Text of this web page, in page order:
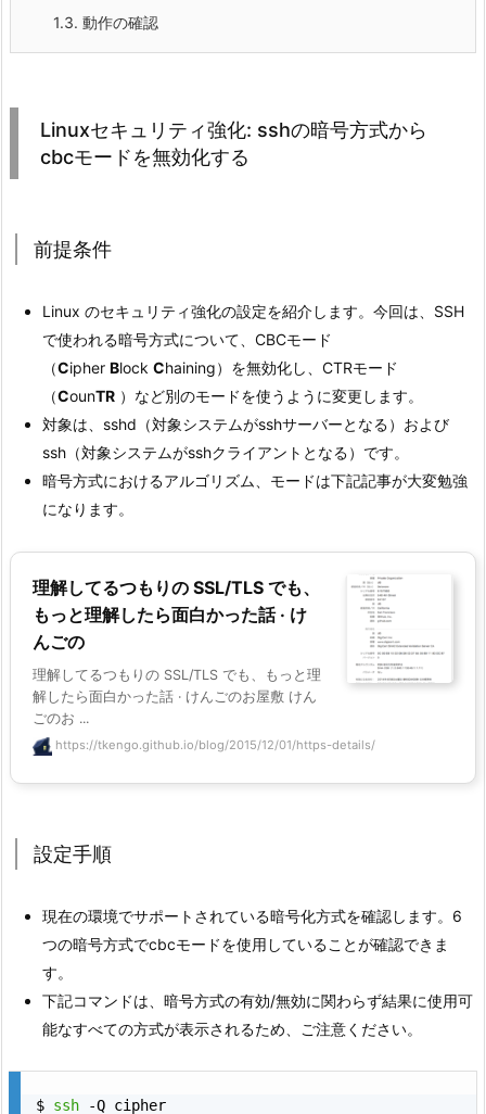
1.3. 動作の確認
Linuxセキュリティ強化: sshの暗号方式から
cbcモードを無効化する
前提条件
Linux のセキュリティ強化の設定を紹介します。今回は、SSH
で使われる暗号方式について、CBCモード
（Cipher Block Chaining）を無効化し、CTRモード
（CounTR ）など別のモードを使うように変更します。
対象は、sshd（対象システムがsshサーバーとなる）および
ssh（対象システムがsshクライアントとなる）です。
暗号方式におけるアルゴリズム、モードは下記記事が大変勉強
になります。
理解してるつもりの SSL/TLS でも、
もっと理解したら面白かった話 · け
んごの
理解してるつもりの SSL/TLS でも、もっと理
解したら面白かった話 · けんごのお屋敷 けん
ごのお ...
https://tkengo.github.io/blog/2015/12/01/https-details/
設定手順
現在の環境でサポートされている暗号化方式を確認します。6
つの暗号方式でcbcモードを使用していることが確認できま
す。
下記コマンドは、暗号方式の有効/無効に関わらず結果に使用可
能なすべての方式が表示されるため、ご注意ください。
$ ssh -Q cipher